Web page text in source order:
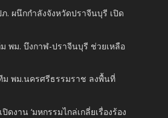
. ผนึกกำลังจังหวัดปราจีนบุรี เปิด
ม พม. บึงกาฬ-ปราจีนบุรี ช่วยเหลือ
ม พม.นครศรีธรรมราช ลงพื้นที่
ปิดงาน ‘มหกรรมไกล่เกลี่ยเรื่องร้อง